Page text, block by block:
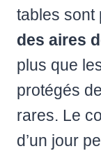
tables sont
des aires
plus que
protégés
rares. Le
d’un jour